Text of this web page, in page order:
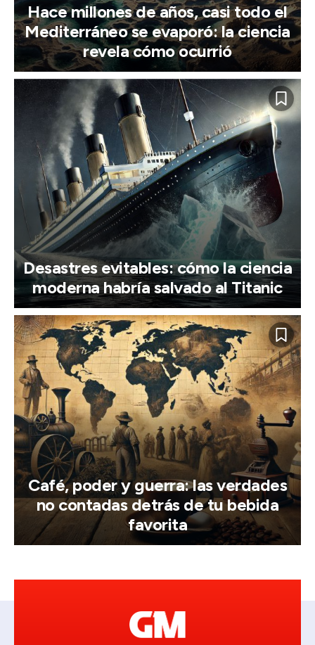
Hace millones de años, casi todo el
Mediterráneo se evaporó: la ciencia
revela cómo ocurrió
Desastres evitables: cómo la ciencia
moderna habría salvado al Titanic
Café, poder y guerra: las verdades
no contadas detrás de tu bebida
favorita